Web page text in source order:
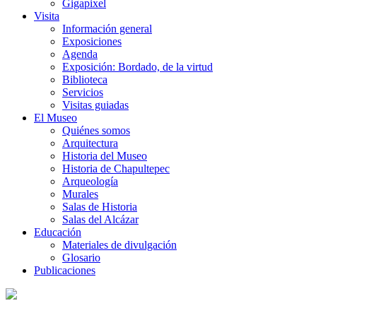
Gigapixel
Visita
Información general
Exposiciones
Agenda
Exposición: Bordado, de la virtud
Biblioteca
Servicios
Visitas guiadas
El Museo
Quiénes somos
Arquitectura
Historia del Museo
Historia de Chapultepec
Arqueología
Murales
Salas de Historia
Salas del Alcázar
Educación
Materiales de divulgación
Glosario
Publicaciones